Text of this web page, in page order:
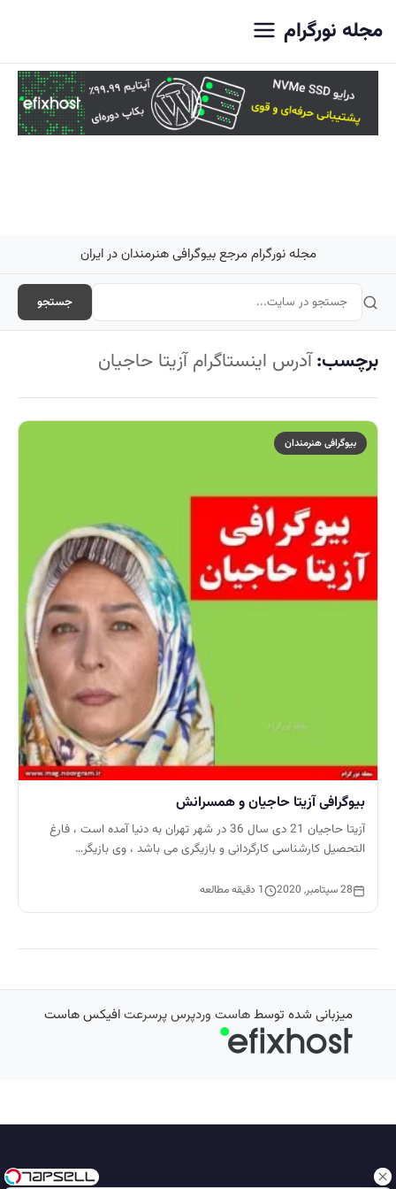
مجله نورگرام
مجله نورگرام مرجع بیوگرافی هنرمندان در ایران
جستجو
برچسب:آدرس اینستاگرام آزیتا حاجیان
بیوگرافی هنرمندان
بیوگرافی آزیتا حاجیان و همسرانش
آزیتا حاجیان 21 دی سال 36 در شهر تهران به دنیا آمده است ، فارغ
التحصیل کارشناسی کارگردانی و بازیگری می باشد ، وی بازیگر…
28 سپتامبر, 2020 1 دقیقه مطالعه
میزبانی شده توسطهاست وردپرس پرسرعتافیکس هاست